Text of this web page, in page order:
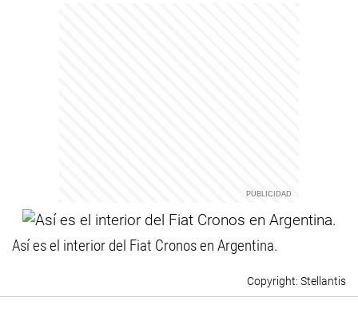
Así es el interior del Fiat Cronos en Argentina.
Stellantis